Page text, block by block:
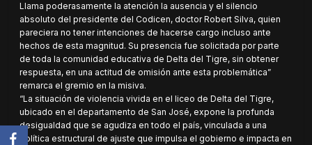
Llama poderasamente la atención la ausencia y el silencio
absoluto del presidente del Codicen, doctor Robert Silva, quien
pareciera no tener intenciones de hacerse cargo incluso ante
hechos de esta magnitud. Su presencia fue solicitada por parte
de toda la comunidad educativa de Delta del Tigre, sin obtener
respuesta, en una actitud de omisión ante esta problemática”
remarca el gremio en la misiva.
“La situación de violencia vivida en el liceo de Delta del Tigre,
ubicado en el departamento de San José, expone la profunda
desigualdad que se agudiza en todo el país, vinculada a una
política estructural de ajuste que impulsa el gobierno e impacta en